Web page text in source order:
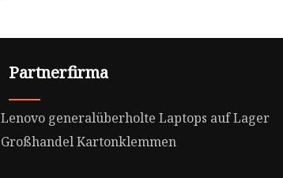
Partnerfirma
Lenovo generalüberholte Laptops auf Lager
Großhandel Kartonklemmen